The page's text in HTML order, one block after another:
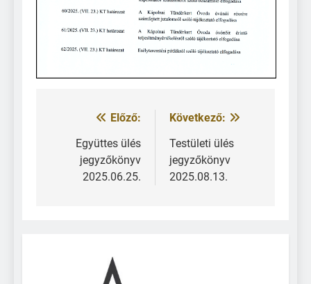
Előző:
Együttes ülés
jegyzőkönyv
2025.06.25.
Következő:
Testületi ülés
jegyzőkönyv
2025.08.13.